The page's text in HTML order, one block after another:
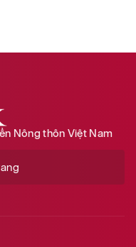
Nông thôn Việt Nam